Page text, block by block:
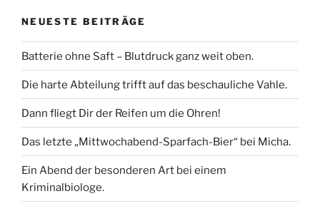
NEUESTE BEITRÄGE
Batterie ohne Saft – Blutdruck ganz weit oben.
Die harte Abteilung trifft auf das beschauliche Vahle.
Dann fliegt Dir der Reifen um die Ohren!
Das letzte „Mittwochabend-Sparfach-Bier“ bei Micha.
Ein Abend der besonderen Art bei einem
Kriminalbiologe.